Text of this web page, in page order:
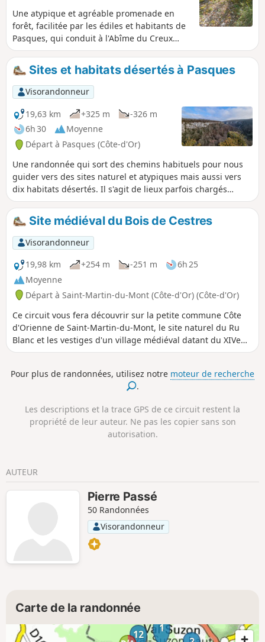
Une atypique et agréable promenade en
forêt, facilitée par les édiles et habitants de
Pasques, qui conduit à l'Abîme du Creux
Percé, au Poste du Président, mais aussi à la
découverte de quelques habitats désertés
disséminés çà et là ; lieux parfois chargés
d'histoire qui datent du Haut Moyen-Âge ou
encore du XIe au XIVe siècle.
Sites et habitats désertés à Pasques
Visorandonneur
19,63 km
+325 m
-326 m
6h 30
Moyenne
Départ à Pasques (Côte-d'Or)
Une randonnée qui sort des chemins habituels pour nous
guider vers des sites naturel et atypiques mais aussi vers
dix habitats désertés. Il s'agit de lieux parfois chargés
d'histoire qui datent du Haut Moyen-Age ou encore du XIe
au XIVe siècle. Cette randonnée n'aurait jamais vu le jour
sans l'aimable autorisation et participation des édiles et des
membres de la section archéologique du Foyer Rural de
Pasques qui ont œuvré durant huit années pour mettre en
valeur les sites décrits.
Site médiéval du Bois de Cestres
Visorandonneur
19,98 km
+254 m -251 m
6h 25
Moyenne
Départ à Saint-Martin-du-Mont (Côte-d'Or) (Côte-d'Or)
Ce circuit vous fera découvrir sur la petite commune Côte
d'Orienne de Saint-Martin-du-Mont, le site naturel du Ru
Blanc et les vestiges d'un village médiéval datant du XIVe
siècle.
Pour plus de randonnées, utilisez notre moteur de recherche
.
Les descriptions et la trace GPS de ce circuit restent la
propriété de leur auteur. Ne pas les copier sans son
autorisation.
AUTEUR
Pierre Passé
50 Randonnées
Visorandonneur
Carte de la randonnée
1
12